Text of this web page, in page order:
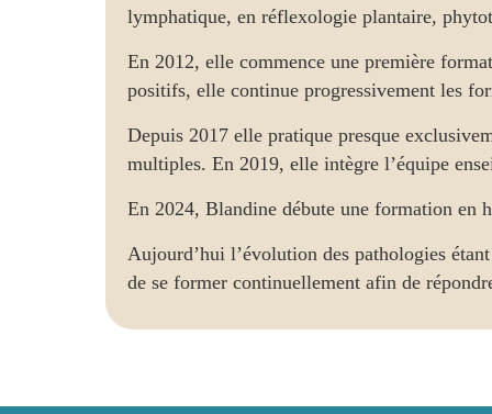
lymphatique, en réflexologie plantaire,
En 2012, elle commence une première
positifs, elle continue progressivement les
Depuis 2017 elle pratique presque
multiples. En 2019, elle intègre l’équipe
En 2024, Blandine débute une formation en
Aujourd’hui l’évolution des pathologies
de se former continuellement afin de